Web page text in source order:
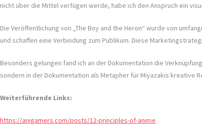
nicht über die Mittel verfügen werde, habe ich den Anspruch ein
Die Veröffentlichung von „The Boy and the Heron“ wurde von
und schaffen eine Verbindung zum Publikum. Diese
Besonders gelungen fand ich an der Dokumentation die
sondern in der Dokumentation als Metapher für Miyazakis kreative
Weiterführende Links:
https://anigamers.com/posts/12-principles-of-anime